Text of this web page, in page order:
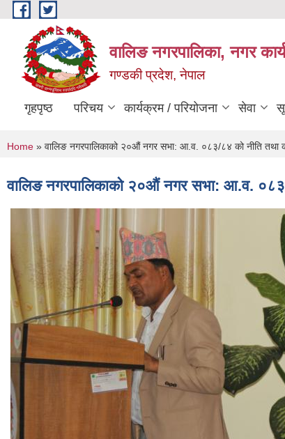
Skip to main content
वालिङ नगरपालिका, नगर
गण्डकी प्रदेश, नेपाल
गृहपृष्ठ परिचय कार्यक्रम / परियोजना सेवा
You are here
Home » वालिङ नगरपालिकाको २०औं नगर सभा: आ.व. ०८३/८४ को नीति तथा
वालिङ नगरपालिकाको २०औं नगर सभा: आ.व.